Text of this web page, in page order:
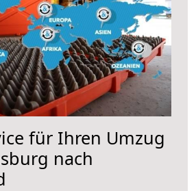
für Ihren Umzug
nach